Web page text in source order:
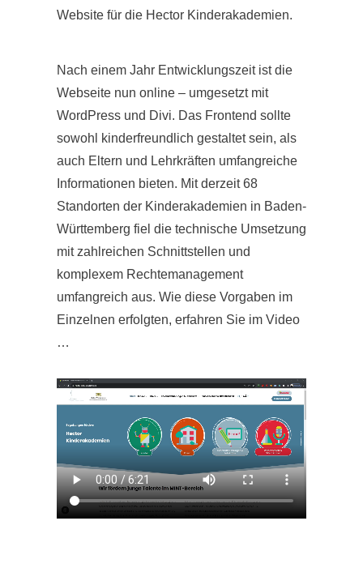
Website für die Hector Kinderakademien.
Nach einem Jahr Entwicklungszeit ist die
Webseite nun online – umgesetzt mit
WordPress und Divi. Das Frontend sollte
sowohl kinderfreundlich gestaltet sein, als
auch Eltern und Lehrkräften umfangreiche
Informationen bieten. Mit derzeit 68
Standorten der Kinderakademien in Baden-
Württemberg fiel die technische Umsetzung
mit zahlreichen Schnittstellen und
komplexem Rechtemanagement
umfangreich aus. Wie diese Vorgaben im
Einzelnen erfolgten, erfahren Sie im Video
…